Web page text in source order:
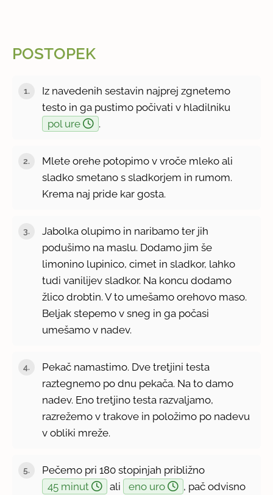
POSTOPEK
Iz navedenih sestavin najprej zgnetemo
testo in ga pustimo počivati v hladilniku
pol ure
.
Mlete orehe potopimo v vroče mleko ali
sladko smetano s sladkorjem in rumom.
Krema naj pride kar gosta.
Jabolka olupimo in naribamo ter jih
podušimo na maslu. Dodamo jim še
limonino lupinico, cimet in sladkor, lahko
tudi vanilijev sladkor. Na koncu dodamo
žlico drobtin. V to umešamo orehovo maso.
Beljak stepemo v sneg in ga počasi
umešamo v nadev.
Pekač namastimo. Dve tretjini testa
raztegnemo po dnu pekača. Na to damo
nadev. Eno tretjino testa razvaljamo,
razrežemo v trakove in položimo po nadevu
v obliki mreže.
Pečemo pri 180 stopinjah približno
45 minut
ali eno uro , pač odvisno